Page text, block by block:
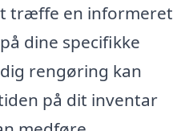
træffe en informeret
dine specifikke
rengøring kan
på dit inventar